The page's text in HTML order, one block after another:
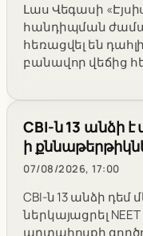
Լաս Վեգասի
հանդիպման
հեռացվել են
բանավոր վեճից
CBI-ն 13 անձի է
ի
07/08/2026, 17:00
CBI-ն 13 անձի
ներկայացրել
արտահոսքի